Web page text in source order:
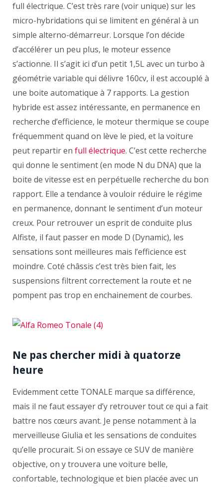
full électrique. C’est très rare (voir unique) sur les
micro-hybridations qui se limitent en général à un
simple alterno-démarreur. Lorsque l’on décide
d’accélérer un peu plus, le moteur essence
s’actionne. Il s’agit ici d’un petit 1,5L avec un turbo à
géométrie variable qui délivre 160cv, il est accouplé à
une boite automatique à 7 rapports. La gestion
hybride est assez intéressante, en permanence en
recherche d’efficience, le moteur thermique se coupe
fréquemment quand on lève le pied, et la voiture
peut repartir en full électrique. C’est cette recherche
qui donne le sentiment (en mode N du DNA) que la
boite de vitesse est en perpétuelle recherche du bon
rapport. Elle a tendance à vouloir réduire le régime
en permanence, donnant le sentiment d’un moteur
creux. Pour retrouver un esprit de conduite plus
Alfiste, il faut passer en mode D (Dynamic), les
sensations sont meilleures mais l’efficience est
moindre. Coté châssis c’est très bien fait, les
suspensions filtrent correctement la route et ne
pompent pas trop en enchainement de courbes.
Ne pas chercher midi à quatorze
heure
Evidemment cette TONALE marque sa différence,
mais il ne faut essayer d’y retrouver tout ce qui a fait
battre nos cœurs avant. Je pense notamment à la
merveilleuse Giulia et les sensations de conduites
qu’elle procurait. Si on essaye ce SUV de manière
objective, on y trouvera une voiture belle,
confortable, technologique et bien placée avec un